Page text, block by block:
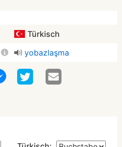
Türkisch
yobazlaşma